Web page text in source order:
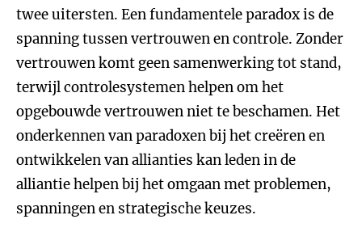
twee uitersten. Een fundamentele paradox is de
spanning tussen vertrouwen en controle. Zonder
vertrouwen komt geen samenwerking tot stand,
terwijl controlesystemen helpen om het
opgebouwde vertrouwen niet te beschamen. Het
onderkennen van paradoxen bij het creëren en
ontwikkelen van allianties kan leden in de
alliantie helpen bij het omgaan met problemen,
spanningen en strategische keuzes.